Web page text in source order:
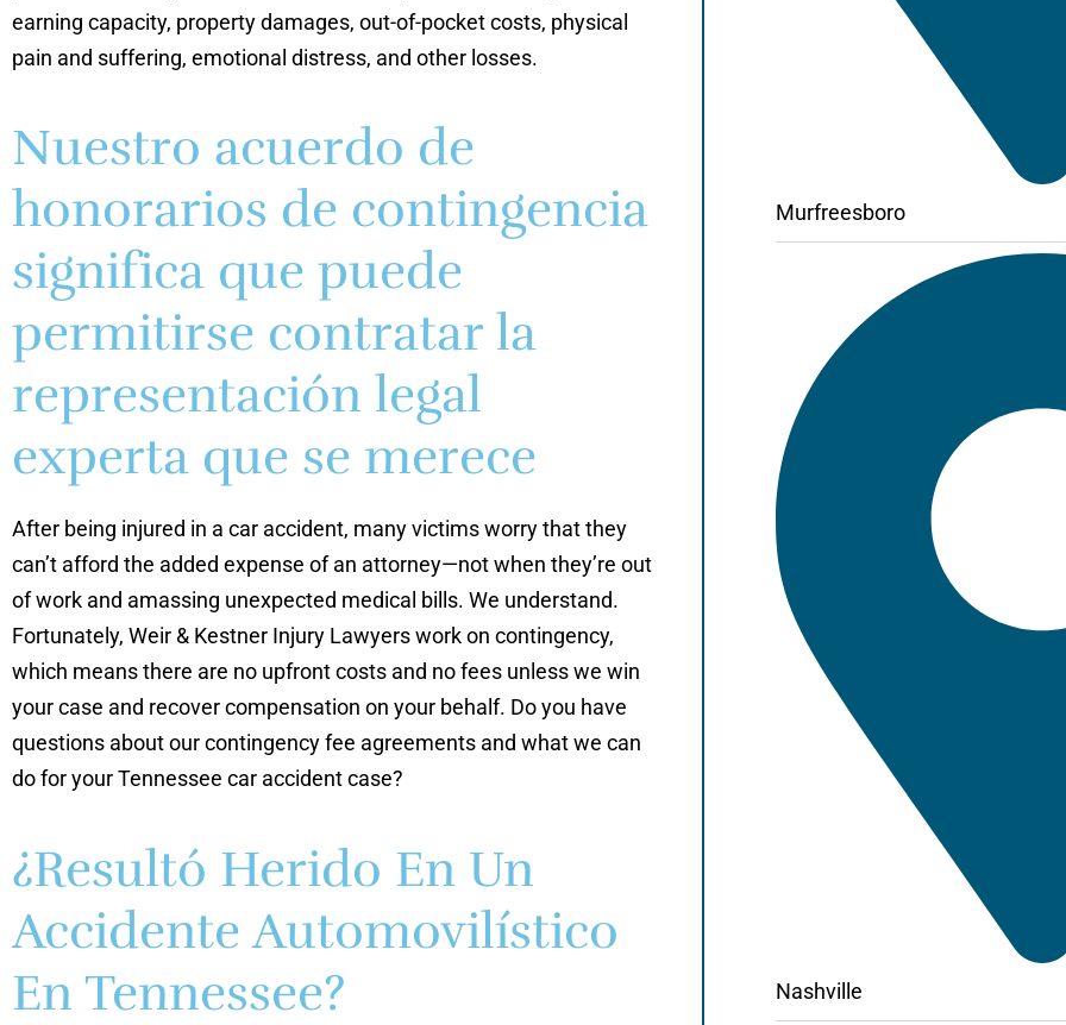
earning capacity, property damages, out-of-pocket costs, physical
pain and suffering, emotional distress, and other losses.
Nuestro acuerdo de
honorarios de contingencia
significa que puede
permitirse contratar la
representación legal
experta que se merece
After being injured in a car accident, many victims worry that they
can’t afford the added expense of an attorney—not when they’re out
of work and amassing unexpected medical bills. We understand.
Fortunately, Weir & Kestner Injury Lawyers work on contingency,
which means there are no upfront costs and no fees unless we win
your case and recover compensation on your behalf. Do you have
questions about our contingency fee agreements and what we can
do for your Tennessee car accident case?
¿Resultó Herido En Un
Accidente Automovilístico
En Tennessee?
Murfreesboro
Nashville